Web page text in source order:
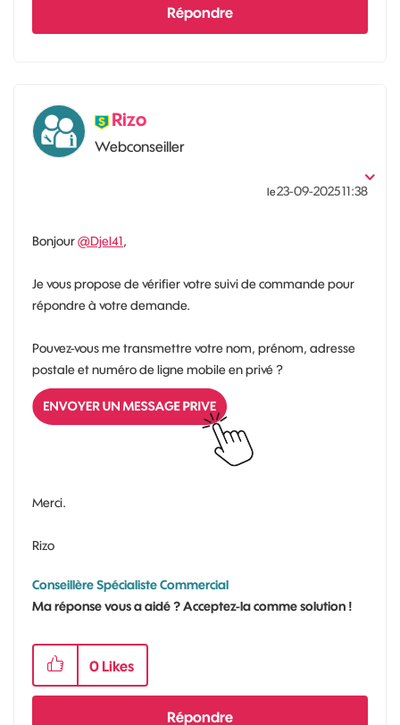
Répondre
Rizo
Webconseiller
le‎23-09-202511:38
Bonjour@Djel41,
Je vous propose de vérifier votre suivi de commande pour
répondre à votre demande.
Pouvez-vous me transmettre votre nom, prénom, adresse
postale et numéro de ligne mobile en privé ?
Merci.
Rizo
Conseillère Spécialiste Commercial
Ma réponse vous a aidé ? Acceptez-la comme solution !
0 Likes
Répondre